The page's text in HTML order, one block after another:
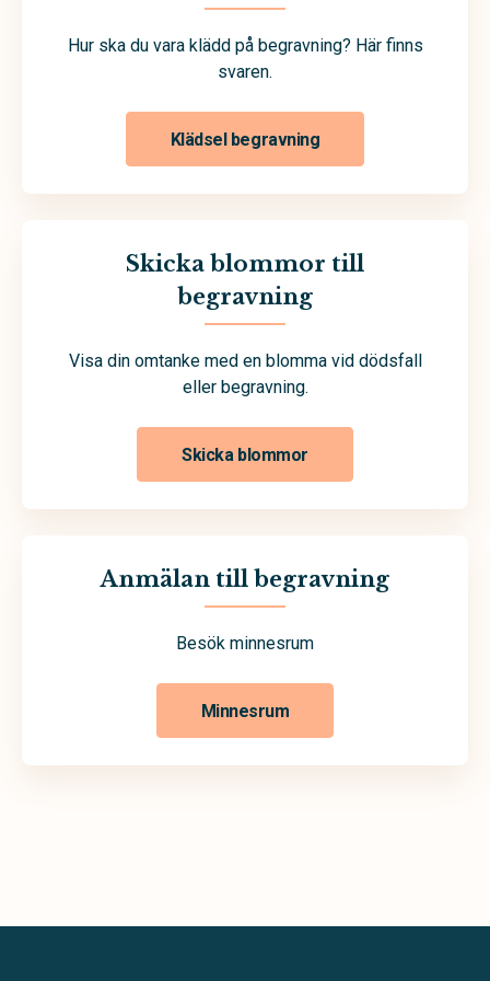
Hur ska du vara klädd på begravning? Här finns
svaren.
Klädsel begravning
Skicka blommor till
begravning
Visa din omtanke med en blomma vid dödsfall
eller begravning.
Skicka blommor
Anmälan till begravning
Besök minnesrum
Minnesrum